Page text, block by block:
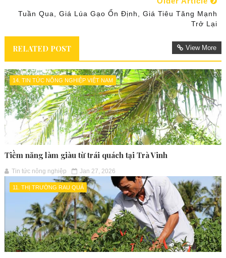
Tuần Qua, Giá Lúa Gạo Ổn Định, Giá Tiêu Tăng Mạnh
Trở Lại
RELATED POST View More
14. TIN TỨC NÔNG NGHIỆP VIỆT NAM
Tiềm năng làm giàu từ trái quách tại Trà Vinh
Tin tức nông nghiệp Jan 27, 2026
11. THỊ TRƯỜNG RAU QUẢ